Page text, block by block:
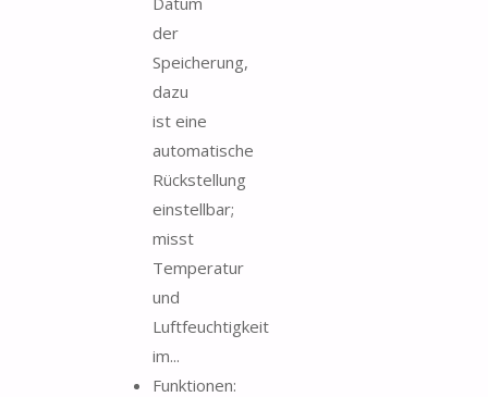
der
Speicherung,
dazu
ist eine
automatische
Rückstellung
einstellbar;
misst
Temperatur
und
Luftfeuchtigkeit
im...
Funktionen: